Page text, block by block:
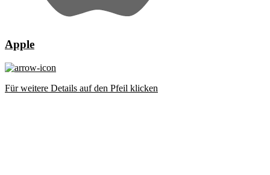
Apple
Für weitere Details auf den Pfeil klicken